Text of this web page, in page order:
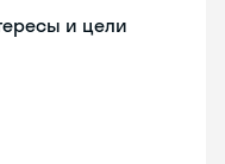
и цели